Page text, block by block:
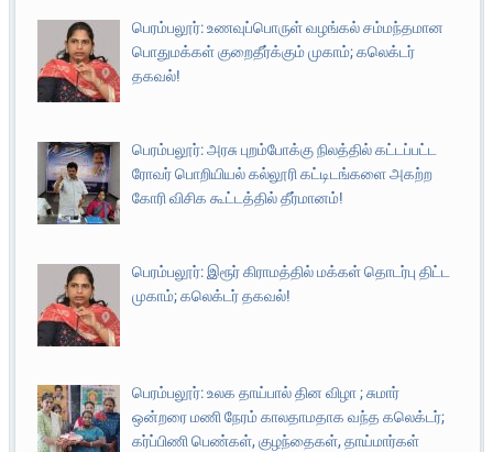
பெரம்பலூர்: உணவுப்பொருள் வழங்கல் சம்மந்தமான
பொதுமக்கள் குறைதீர்க்கும் முகாம்; கலெக்டர்
தகவல்!
பெரம்பலூர்: அரசு புறம்போக்கு நிலத்தில் கட்டப்பட்ட
ரோவர் பொறியியல் கல்லூரி கட்டிடங்களை அகற்ற
கோரி விசிக கூட்டத்தில் தீர்மானம்!
பெரம்பலூர்: இரூர் கிராமத்தில் மக்கள் தொடர்பு திட்ட
முகாம்; கலெக்டர் தகவல்!
பெரம்பலூர்: உலக தாய்பால் தின விழா ; சுமார்
ஒன்றரை மணி நேரம் காலதாமதாக வந்த கலெக்டர்;
கர்ப்பிணி பெண்கள், குழந்தைகள், தாய்மார்கள்